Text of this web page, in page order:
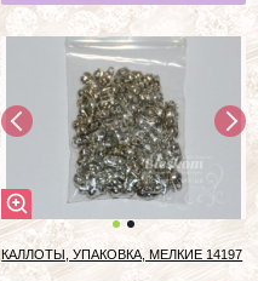
КАЛЛОТЫ, УПАКОВКА, МЕЛКИЕ 14197